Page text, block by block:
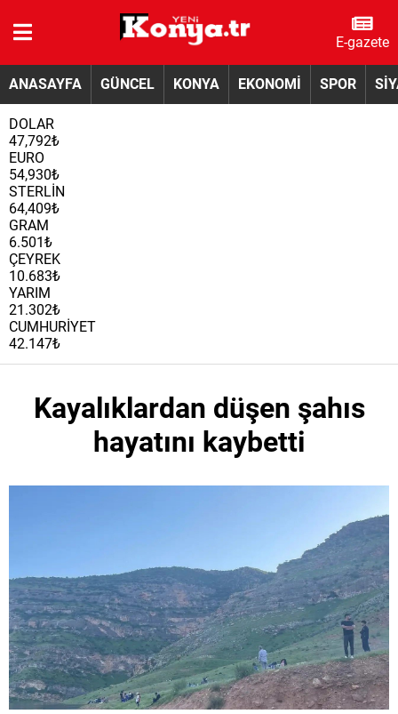
E-gazete
ANASAYFA GÜNCEL KONYA EKONOMİ SPOR
DOLAR
47,792₺
EURO
54,930₺
STERLİN
64,409₺
GRAM
6.501₺
ÇEYREK
10.683₺
YARIM
21.302₺
CUMHURİYET
42.147₺
Kayalıklardan düşen şahıs
hayatını kaybetti